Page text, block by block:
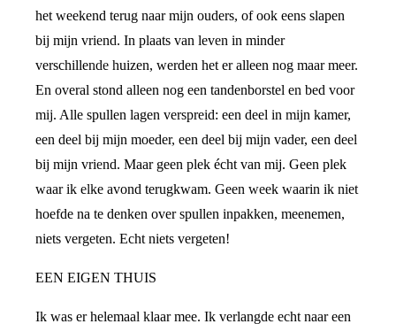
het weekend terug naar mijn ouders, of ook eens slapen
bij mijn vriend. In plaats van leven in minder
verschillende huizen, werden het er alleen nog maar meer.
En overal stond alleen nog een tandenborstel en bed voor
mij. Alle spullen lagen verspreid: een deel in mijn kamer,
een deel bij mijn moeder, een deel bij mijn vader, een deel
bij mijn vriend. Maar geen plek écht van mij. Geen plek
waar ik elke avond terugkwam. Geen week waarin ik niet
hoefde na te denken over spullen inpakken, meenemen,
niets vergeten. Echt niets vergeten!
EEN EIGEN THUIS
Ik was er helemaal klaar mee. Ik verlangde echt naar een